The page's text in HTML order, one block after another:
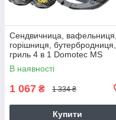
Сендвичница, вафельниця,
горішниця, бутербродниця,
гриль 4 в 1 Domotec MS
7Steel
В наявності
1 067 ₴ 1 334 ₴
Купити